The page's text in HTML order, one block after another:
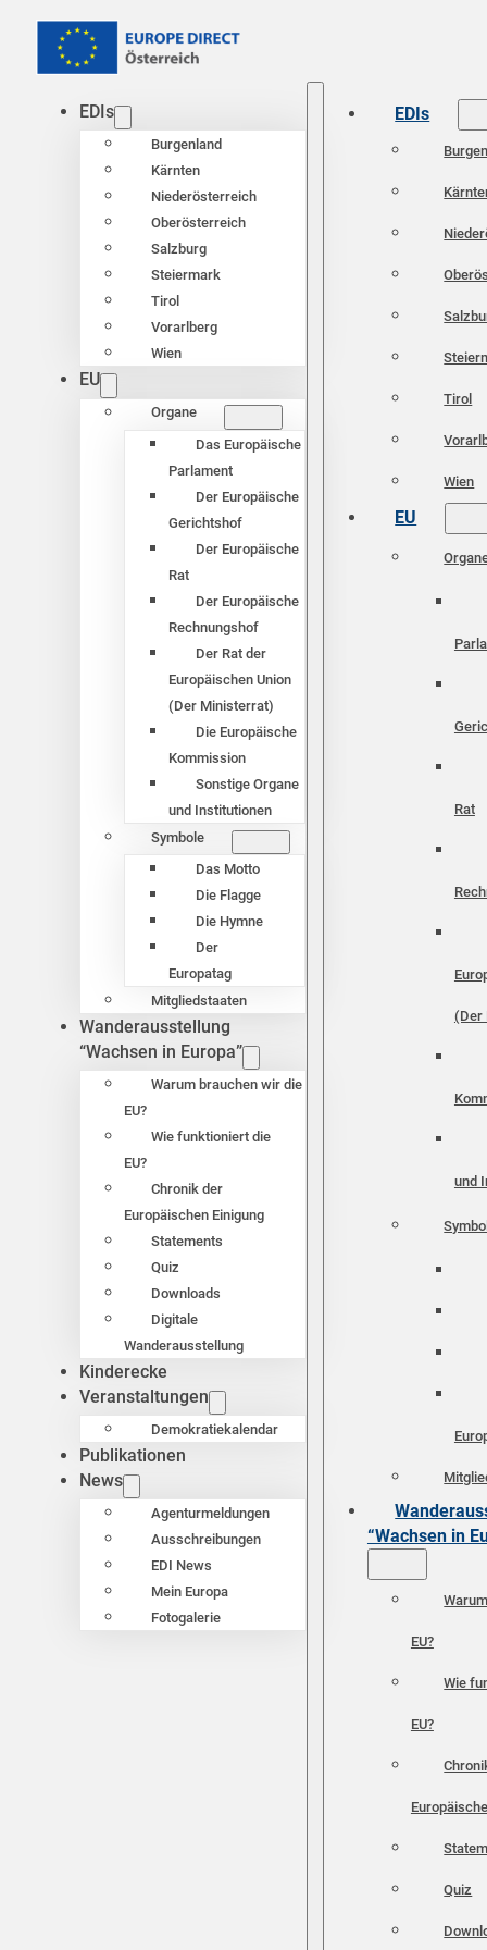
EDIs
Burgenland
Kärnten
Niederösterreich
Oberösterreich
Salzburg
Steiermark
Tirol
Vorarlberg
Wien
EU
Organe
Das Europäische
Parlament
Der Europäische
Gerichtshof
Der Europäische
Rat
Der Europäische
Rechnungshof
Der Rat der
Europäischen Union
(Der Ministerrat)
Die Europäische
Kommission
Sonstige Organe
und Institutionen
Symbole
Das Motto
Die Flagge
Die Hymne
Der
Europatag
Mitgliedstaaten
Wanderausstellung
“Wachsen in Europa”
Warum brauchen wir die
EU?
Wie funktioniert die
EU?
Chronik der
Europäischen Einigung
Statements
Quiz
Downloads
Digitale
Wanderausstellung
Kinderecke
Veranstaltungen
Demokratiekalendar
Publikationen
News
Agenturmeldungen
Ausschreibungen
EDI News
Mein Europa
Fotogalerie
EDIs
Tirol
Wien
EU
Rat
(Der
und
“Wachsen in
EU?
Wie
EU?
Quiz